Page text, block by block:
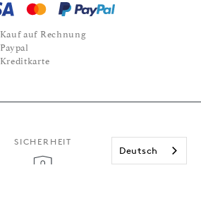
Kauf auf Rechnung
Paypal
Kreditkarte
SICHERHEIT
Deutsch